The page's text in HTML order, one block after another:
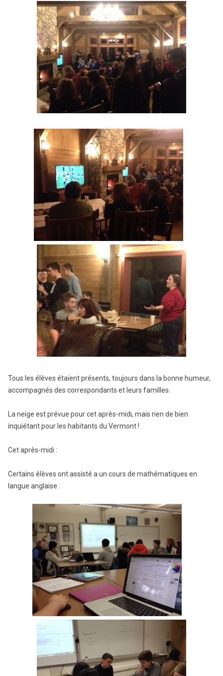
Tous les élèves étaient présents, toujours dans la bonne humeur,
accompagnés des correspondants et leurs familles.
La neige est prévue pour cet après-midi, mais rien de bien
inquiétant pour les habitants du Vermont !
Cet après-midi :
Certains élèves ont assisté a un cours de mathématiques en
langue anglaise :